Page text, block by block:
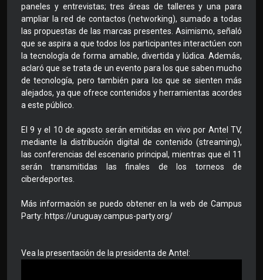
paneles y entrevistas; tres áreas de talleres y una para
ampliar la red de contactos (networking), sumado a todas
las propuestas de las marcas presentes. Asimismo, señaló
que se aspira a que todos los participantes interactúen con
la tecnología de forma amable, divertida y lúdica. Además,
aclaró que se trata de un evento para los que saben mucho
de tecnología, pero también para los que se sienten más
alejados, ya que ofrece contenidos y herramientas acordes
a este público.
El 9 y el 10 de agosto serán emitidas en vivo por Antel TV,
mediante la distribución digital de contenido (streaming),
las conferencias del escenario principal, mientras que el 11
serán transmitidas las finales de los torneos de
ciberdeportes.
Más información se puedo obtener en la web de Campus
Party: https://uruguay.campus-party.org/
Vea la presentación de la presidenta de Antel: